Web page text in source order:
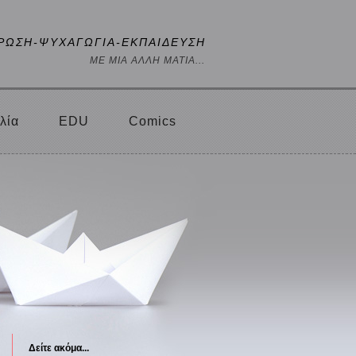
ΨΥΧΑΓΩΓΙΑ-ΕΚΠΑΙΔΕΥΣΗ
ΜΕ ΜΙΑ ΑΛΛΗ ΜΑΤΙΑ...
EDU Comics
Δείτε ακόμα...